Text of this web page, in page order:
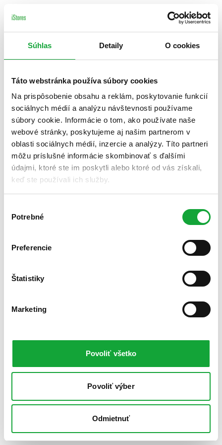
Súhlas Detaily O cookies
Táto webstránka používa súbory cookies
Na prispôsobenie obsahu a reklám, poskytovanie funkcií
sociálnych médií a analýzu návštevnosti používame
súbory cookie. Informácie o tom, ako používate naše
webové stránky, poskytujeme aj našim partnerom v
oblasti sociálnych médií, inzercie a analýzy. Títo partneri
môžu príslušné informácie skombinovať s ďalšími
údajmi, ktoré ste im poskytli alebo ktoré od vás získali,
keď ste používali ich služby.
súhlasu
Potrebné
Preferencie
Štatistiky
Marketing
Povoliť všetko
Povoliť výber
Odmietnuť